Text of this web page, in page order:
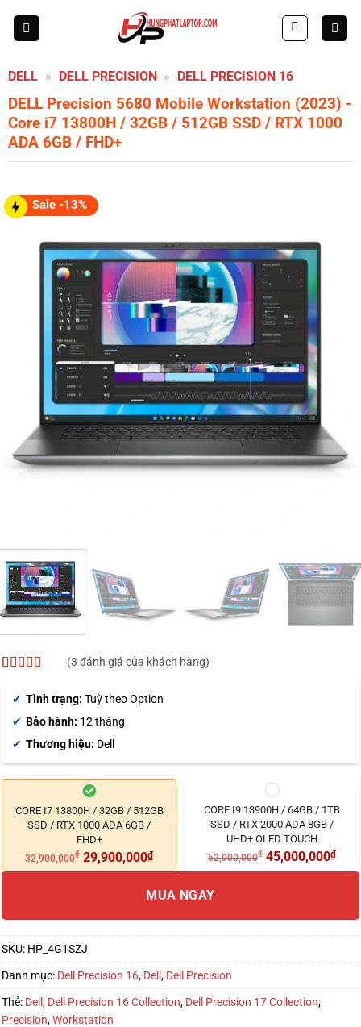
DELL » DELL PRECISION » DELL PRECISION 16
DELL Precision 5680 Mobile Workstation (2023) -
Core i7 13800H / 32GB / 512GB SSD / RTX 1000
ADA 6GB / FHD+
Sale -13%
dựa trên
đánh giá
(3 đánh giá của khách hàng)
Tình trạng: Tuỳ theo Option
Bảo hành: 12 tháng
Thương hiệu: Dell
CORE I7 13800H / 32GB / 512GB
SSD / RTX 1000 ADA 6GB /
FHD+
32,900,000₫ 29,900,000₫
CORE I9 13900H / 64GB / 1TB
SSD / RTX 2000 ADA 8GB /
UHD+ OLED TOUCH
52,000,000₫ 45,000,000₫
MUA NGAY
SKU: HP_4G1SZJ
Danh mục: Dell Precision 16, Dell , Dell Precision
Thẻ: Dell , Dell Precision 16 Collection, Dell Precision 17 Collection,
Precision,Workstation